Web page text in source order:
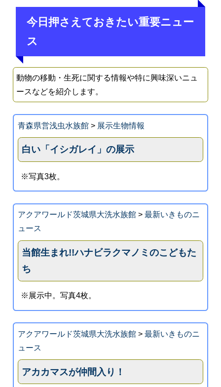
今日押さえておきたい重要ニュー
ス
動物の移動・生死に関する情報や特に興味深いニュ
ースなどを紹介します。
青森県営浅虫水族館> 展示生物情報
白い「イシガレイ」の展示
※写真3枚。
アクアワールド茨城県大洗水族館> 最新いきものニ
ュース
当館生まれ!!ハナビラクマノミのこどもた
ち
※展示中。写真4枚。
アクアワールド茨城県大洗水族館> 最新いきものニ
ュース
アカカマスが仲間入り！